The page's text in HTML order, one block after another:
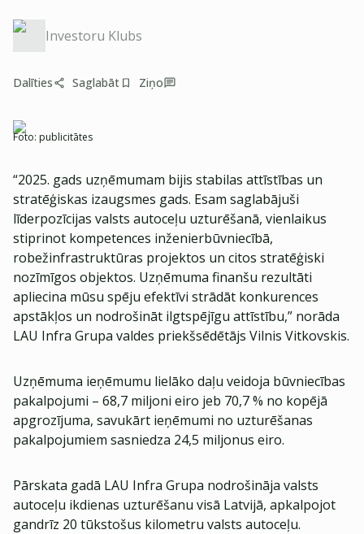
Investoru Klubs
Dalīties Saglabāt Ziņo
Foto: publicitātes
“2025. gads uzņēmumam bijis stabilas attīstības un
stratēģiskas izaugsmes gads. Esam saglabājuši
līderpozīcijas valsts autoceļu uzturēšanā, vienlaikus
stiprinot kompetences inženierbūvniecībā,
robežinfrastruktūras projektos un citos stratēģiski
nozīmīgos objektos. Uzņēmuma finanšu rezultāti
apliecina mūsu spēju efektīvi strādāt konkurences
apstākļos un nodrošināt ilgtspējīgu attīstību,” norāda
LAU Infra Grupa valdes priekšsēdētājs Vilnis Vitkovskis.
Uzņēmuma ieņēmumu lielāko daļu veidoja būvniecības
pakalpojumi – 68,7 miljoni eiro jeb 70,7 % no kopējā
apgrozījuma, savukārt ieņēmumi no uzturēšanas
pakalpojumiem sasniedza 24,5 miljonus eiro.
Pārskata gadā LAU Infra Grupa nodrošināja valsts
autoceļu ikdienas uzturēšanu visā Latvijā, apkalpojot
gandrīz 20 tūkstošus kilometru valsts autoceļu.